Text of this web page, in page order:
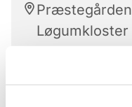
Løgumkloster